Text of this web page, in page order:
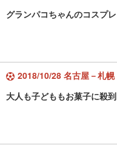
グランパコちゃんのコスプレ
2018/10/28 名古屋－札幌
大人も子どももお菓子に殺到